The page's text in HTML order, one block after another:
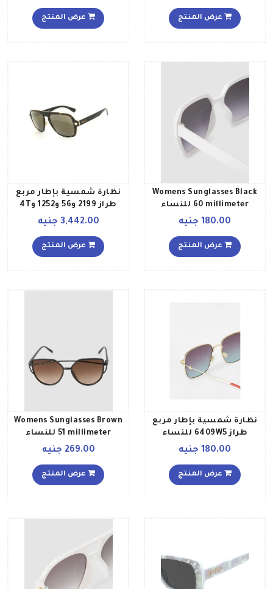
عرض المنتج عرض المنتج
Womens Sunglasses Black
60 millimeter للنساء
180.00 جنيه
عرض المنتج
نظارة شمسية بإطار مربع
طراز 2199 و56 و1252 و4T
للنساء
3,442.00 جنيه
عرض المنتج
نظارة شمسية بإطار مربع
طراز 6409W5 للنساء
180.00 جنيه
عرض المنتج
Womens Sunglasses Brown
51 millimeter للنساء
269.00 جنيه
عرض المنتج